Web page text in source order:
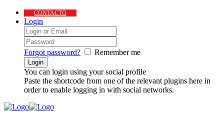
CONTACTO
Login
Forgot password? Remember me
You can login using your social profile
Paste the shortcode from one of the relevant plugins here in
order to enable logging in with social networks.